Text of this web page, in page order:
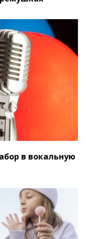
в вокальную